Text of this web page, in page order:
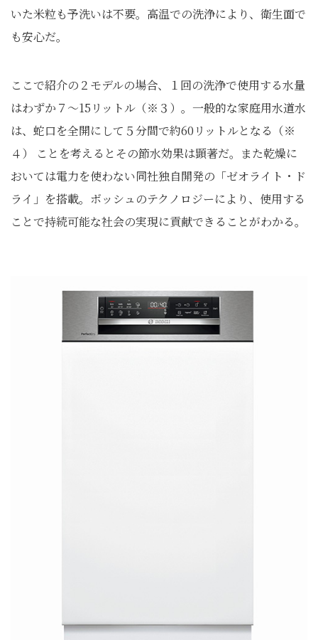
いた米粒も予洗いは不要。高温での洗浄により、衛生面で
も安心だ。
ここで紹介の２モデルの場合、１回の洗浄で使用する水量
はわずか７～15リットル（※３）。一般的な家庭用水道水
は、蛇口を全開にして５分間で約60リットルとなる（※
４） ことを考えるとその節水効果は顕著だ。また乾燥に
おいては電力を使わない同社独自開発の「ゼオライト・ド
ライ」を搭載。ボッシュのテクノロジーにより、使用する
ことで持続可能な社会の実現に貢献できることがわかる。